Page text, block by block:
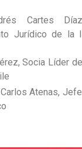
Cartes
Jurídico de la
Socia Líder
Atenas,